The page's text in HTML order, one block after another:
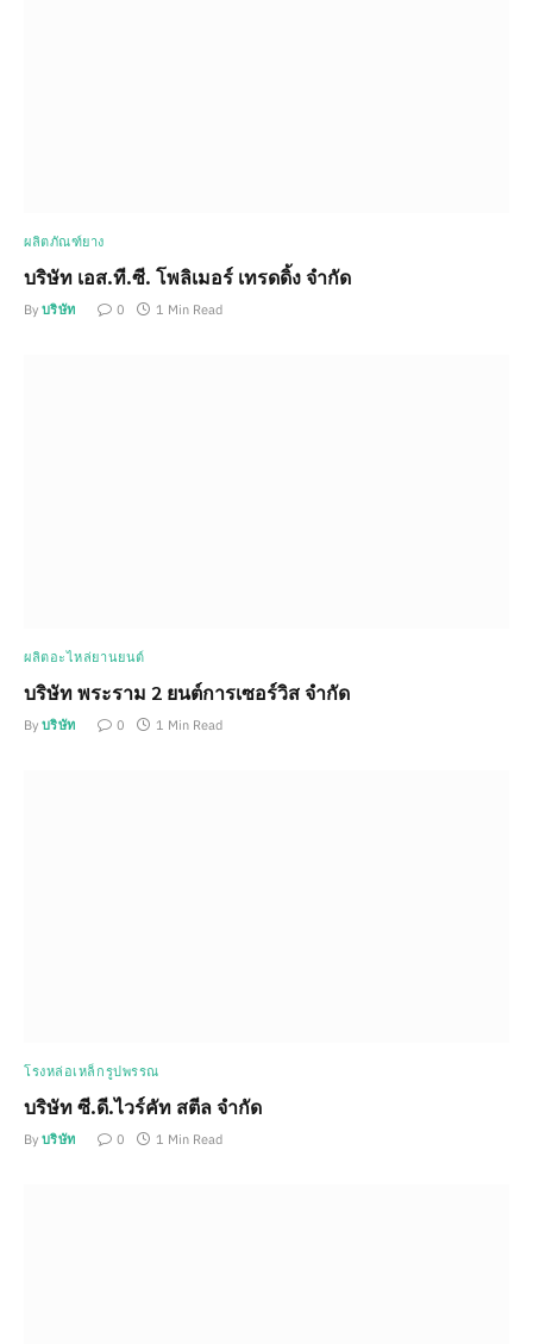
ผลิตภัณฑ์ยาง
บริษัท เอส.ที.ซี. โพลิเมอร์ เทรดดิ้ง จำกัด
By บริษัท 0 1 Min Read
ผลิตอะไหล่ยานยนต์
บริษัท พระราม 2 ยนต์การเซอร์วิส จำกัด
By บริษัท 0 1 Min Read
โรงหล่อเหล็กรูปพรรณ
บริษัท ซี.ดี.ไวร์คัท สตีล จำกัด
By บริษัท 0 1 Min Read